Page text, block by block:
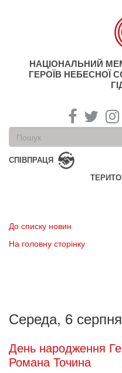
НАЦІОНАЛЬНИЙ
ГЕРОЇВ НЕБЕСНОЇ
Пошукова
форма
Пошук
СПІВПРАЦЯ
До списку новин
На головну сторінку
Середа, 6
День народження
Романа Точина